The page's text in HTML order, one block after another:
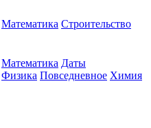
Математика Строительство
Математика Даты
Физика Повседневное Химия